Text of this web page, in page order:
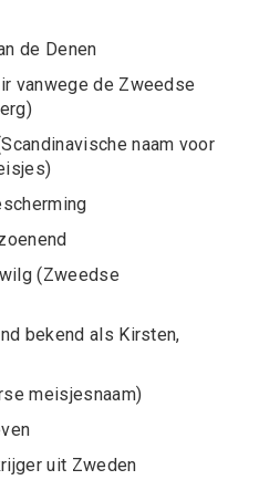
de Denen
vanwege de Zweedse
naam voor
(Zweedse
bekend als Kirsten,
meisjesnaam)
uit Zweden